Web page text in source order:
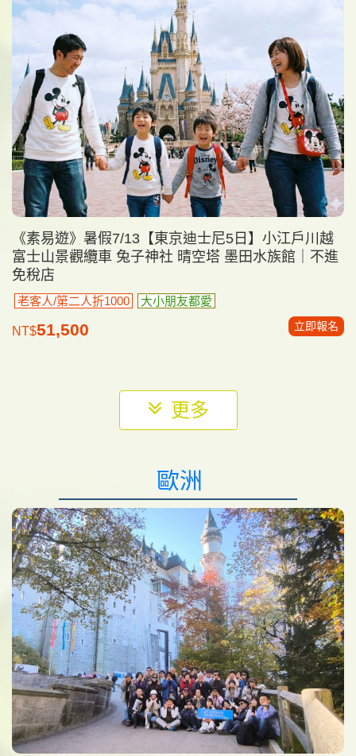
《素易遊》暑假7/13【東京迪士尼5日】小江戶川越
富士山景觀纜車 兔子神社 晴空塔 墨田水族館｜不進
免稅店
老客人/第二人折1000 大小朋友都愛
NT$51,500 立即報名
更多
歐洲